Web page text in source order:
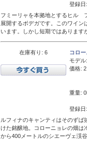
登録
フミーリャを本拠地とするヒル
展開するボデガです。このワイ
います。しかし短期ではありま
在庫有り: 6
コロ
モデル:
価格:
重量:
登録
ルフィナのキャンティはそのず
けた銘醸地。コローニョレの畑は
から400メートルのシエーヴェ渓